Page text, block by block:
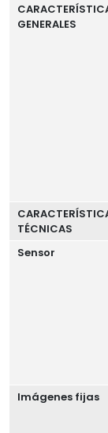
GENERALES
TÉCNICAS
Sensor
Imágenes fijas